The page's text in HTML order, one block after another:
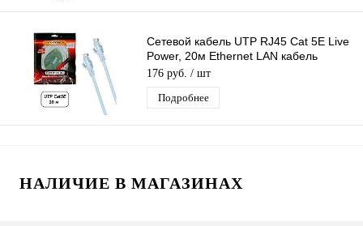
Сетевой кабель UTP RJ45 Cat 5E Live
Power, 20м Ethernet LAN кабель
патчкорд 8-жильный шнур RJ45-RJ45
176 руб. / шт
Подробнее
НАЛИЧИЕ В МАГАЗИНАХ